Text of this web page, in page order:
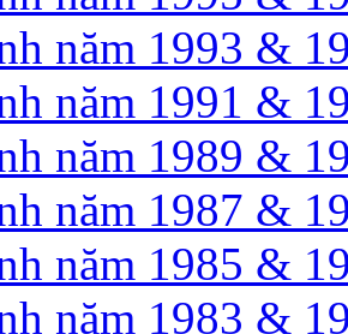
năm 1993 &
năm 1991 &
năm 1989 &
năm 1987 &
năm 1985 &
năm 1983 &